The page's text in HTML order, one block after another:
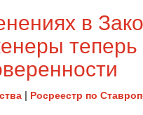
в
теперь
| Росреестр по